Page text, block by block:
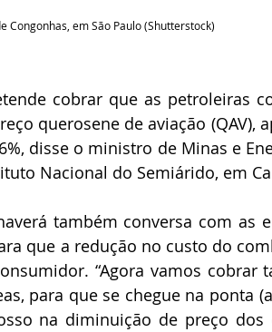
Congonhas, em São Paulo (Shutterstock)
cobrar que as petroleiras
querosene de aviação (QAV),
disse o ministro de Minas e
Nacional do Semiárido, em
também conversa com as
que a redução no custo do
“Agora vamos
para que se chegue na ponta
na diminuição de preço dos